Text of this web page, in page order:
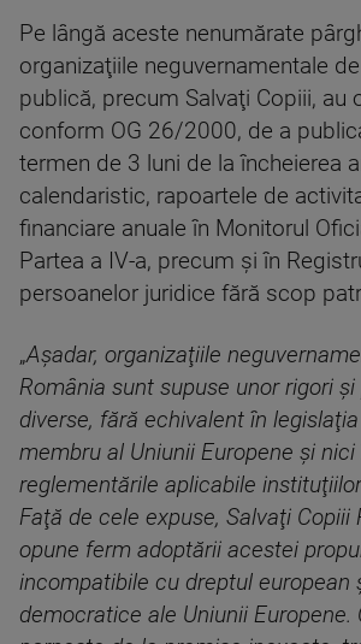
Pe lângă aceste nenumărate
organizaţiile neguvernamentale
publică, precum Salvaţi Copiii, au
conform OG 26/2000, de a
termen de 3 luni de la încheierea
calendaristic, rapoartele de
financiare anuale în Monitorul
Partea a IV-a, precum şi în
persoanelor juridice fără scop
„Aşadar, organizaţiile
România sunt supuse unor rigori
diverse, fără echivalent în
membru al Uniunii Europene şi nici
reglementările aplicabile
Faţă de cele expuse, Salvaţi Copiii
opune ferm adoptării acestei
incompatibile cu dreptul european
democratice ale Uniunii Europene.